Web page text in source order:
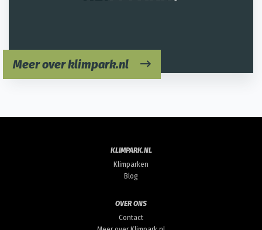
Meer over klimpark.nl
KLIMPARK.NL
Klimparken
Blog
OVER ONS
Contact